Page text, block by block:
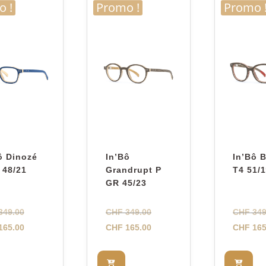
!
Dinozé
48/21
Le
prix
Le
Promo !
In’Bô
Grandrupt P
GR 45/23
CHF349.00Le
prix
CHF 165.00Le
Promo !
In’Bô
T4 51/
CHF
CHF